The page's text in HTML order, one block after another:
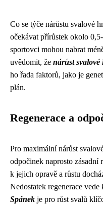
Co se týče nárůstu svalové
očekávat přírůstek okolo
sportovci mohou nabrat
uvědomit, že nárůst svalové
ho řada faktorů, jako je
plán.
Regenerace a
Pro maximální nárůst
odpočinek naprosto zásadní
k jejich opravě a růstu
Nedostatek regenerace
Spánek je pro růst svalů